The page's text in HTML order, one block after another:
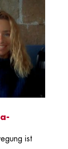
ist